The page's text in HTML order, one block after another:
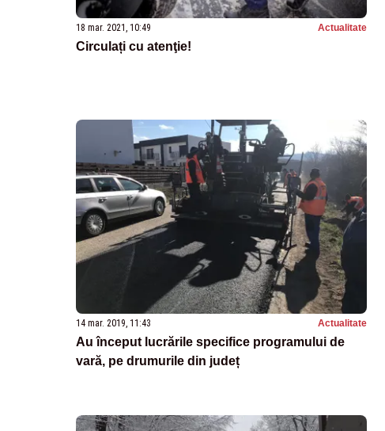
18 mar. 2021, 10:49 Actualitate
Circulați cu atenţie!
14 mar. 2019, 11:43 Actualitate
Au început lucrările specifice programului de
vară, pe drumurile din județ